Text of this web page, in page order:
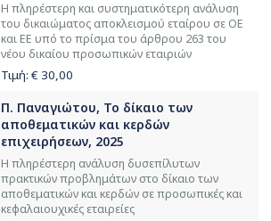
Η πληρέστερη και συστηματικότερη ανάλυση
του δικαιώματος αποκλεισμού εταίρου σε ΟΕ
και ΕΕ υπό το πρίσμα του άρθρου 263 του
νέου δικαίου προσωπικών εταιριών
Τιμή: € 30,00
Π. Παναγιώτου, Το δίκαιο των
αποθεματικών και κερδών
επιχειρήσεων, 2025
Η πληρέστερη ανάλυση δυσεπίλυτων
πρακτικών προβλημάτων στο δίκαιο των
αποθεματικών και κερδών σε προσωπικές και
κεφαλαιουχικές εταιρείες